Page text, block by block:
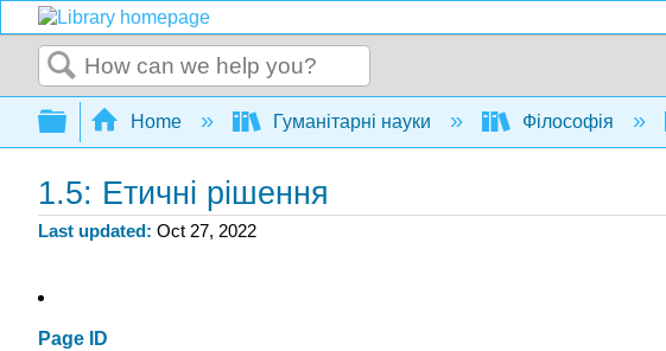
Search
Expand/collapse global hierarchy
Home Гуманітарні науки Філософія
1.5: Етичні рішення
Last updated Oct 27, 2022
Page ID